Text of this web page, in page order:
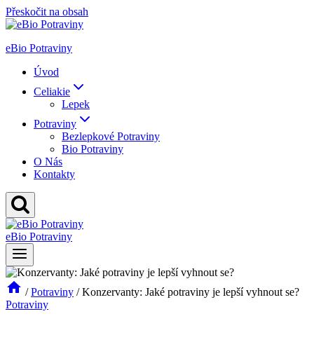
Přeskočit na obsah
eBio Potraviny
Úvod
Celiakie
Lepek
Potraviny
Bezlepkové Potraviny
Bio Potraviny
O Nás
Kontakty
eBio Potraviny
/ Potraviny / Konzervanty: Jaké potraviny je lepší vyhnout se?
Potraviny